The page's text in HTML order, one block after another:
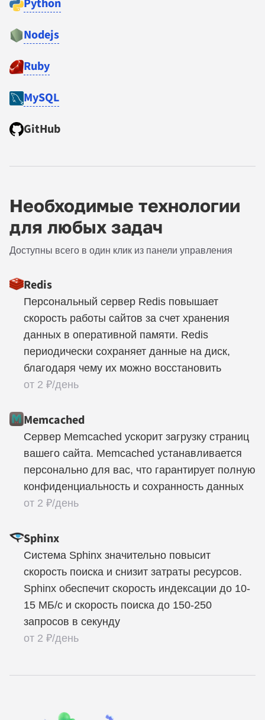
Python
Nodejs
Ruby
MySQL
GitHub
Необходимые технологии
для любых задач
Доступны всего в один клик из панели управления
Redis
Персональный сервер Redis повышает
скорость работы сайтов за счет хранения
данных в оперативной памяти. Redis
периодически сохраняет данные на диск,
благодаря чему их можно восстановить
от 2 ₽/день
Memcached
Сервер Memcached ускорит загрузку страниц
вашего сайта. Memcached устанавливается
персонально для вас, что гарантирует полную
конфиденциальность и сохранность данных
от 2 ₽/день
Sphinx
Система Sphinx значительно повысит
скорость поиска и снизит затраты ресурсов.
Sphinx обеспечит скорость индексации до 10-
15 МБ/с и скорость поиска до 150-250
запросов в секунду
от 2 ₽/день